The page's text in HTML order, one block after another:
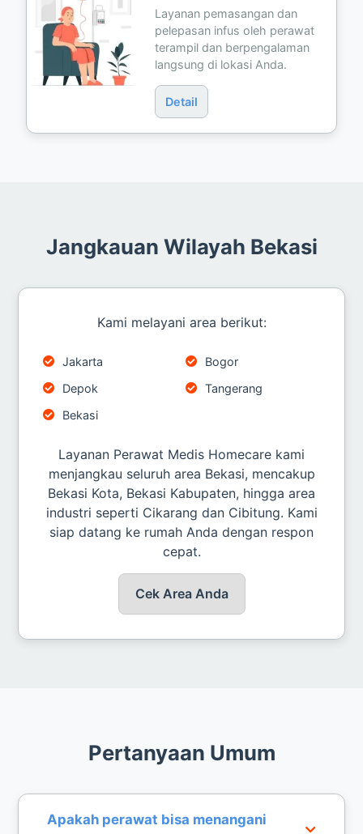
Layanan pemasangan dan
pelepasan infus oleh perawat
terampil dan berpengalaman
langsung di lokasi Anda.
Detail
Jangkauan Wilayah Bekasi
Kami melayani area berikut:
Jakarta
Bogor
Depok
Tangerang
Bekasi
Layanan Perawat Medis Homecare kami
menjangkau seluruh area Bekasi, mencakup
Bekasi Kota, Bekasi Kabupaten, hingga area
industri seperti Cikarang dan Cibitung. Kami
siap datang ke rumah Anda dengan respon
cepat.
Cek Area Anda
Pertanyaan Umum
Apakah perawat bisa menangani